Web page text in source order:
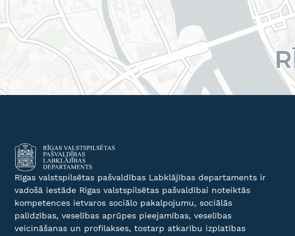
Rīgas valstspilsētas pašvaldības Labklājības departaments ir
vadošā iestāde Rīgas valstspilsētas pašvaldībai noteiktās
kompetences ietvaros sociālo pakalpojumu, sociālās
palīdzības, veselības aprūpes pieejamības, veselības
veicināšanas un profilakses, tostarp atkarību izplatības